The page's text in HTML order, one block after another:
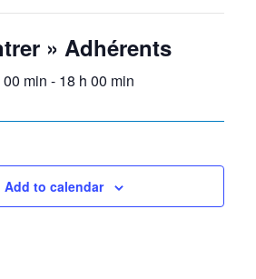
» Adhérents
min - 18 h 00 min
Add to calendar